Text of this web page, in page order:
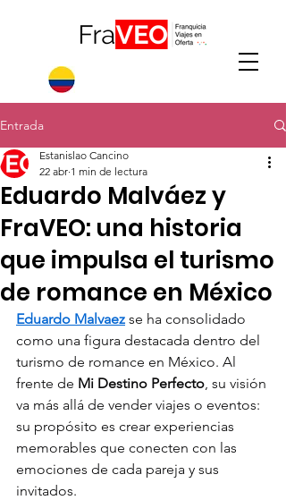
Entrada
Eduardo Malváez y
FraVEO: una historia
que impulsa el turismo
de romance en México
Estanislao Cancino
22 abr 1 min de lectura
Eduardo Malvaez se ha consolidado
como una figura destacada dentro del
turismo de romance en México. Al
frente de Mi Destino Perfecto, su visión
va más allá de vender viajes o eventos:
su propósito es crear experiencias
memorables que conecten con las
emociones de cada pareja y sus
invitados.